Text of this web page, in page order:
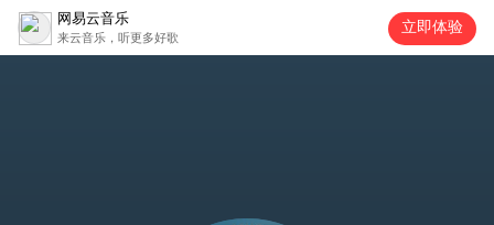
网易云音乐
来云音乐，听更多好歌
立即体验